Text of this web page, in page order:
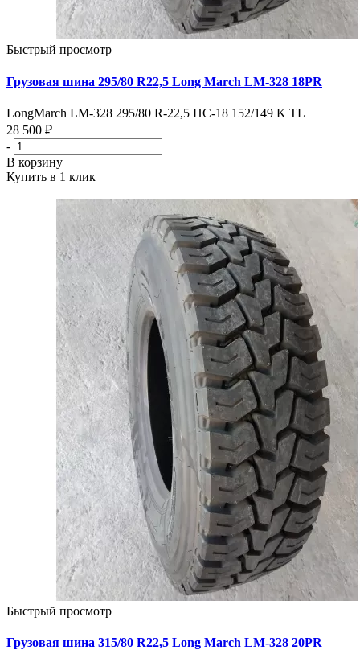
Быстрый просмотр
Грузовая шина 295/80 R22,5 Long March LM-328 18PR
LongMarch LM-328 295/80 R-22,5 НС-18 152/149 K TL
28 500 ₽
-
+
В корзину
Купить в 1 клик
Быстрый просмотр
Грузовая шина 315/80 R22,5 Long March LM-328 20PR